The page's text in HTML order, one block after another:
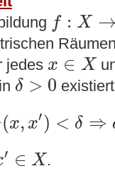
f : X →
:X →Y
jedes x ∈ X
x∈X
δ > 0
δ >
(x, x′) < δ ⇒
(x <
′ ∈ X
′∈X
.